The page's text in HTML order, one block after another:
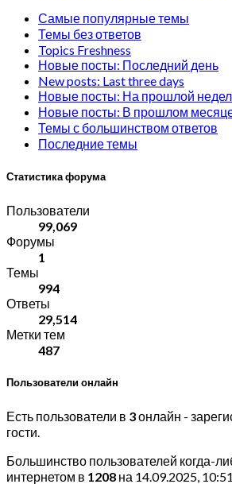
Самые популярные темы
Темы без ответов
Topics Freshness
Новые посты: Последний день
New posts: Last three days
Новые посты: На прошлой
Новые посты: В прошлом
Темы с большинством ответов
Последние темы
Статистика форума
Пользователи
99,069
Форумы
1
Темы
994
Ответы
29,514
Метки тем
487
Пользователи онлайн
Есть пользователи в 3онлайн -
гости.
Большинство пользователей когда-
интернетом в 1208 на 14.09.2025,